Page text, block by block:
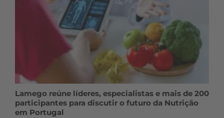
Lamego reúne líderes, especialistas e mais de 200
participantes para discutir o futuro da Nutrição
em Portugal